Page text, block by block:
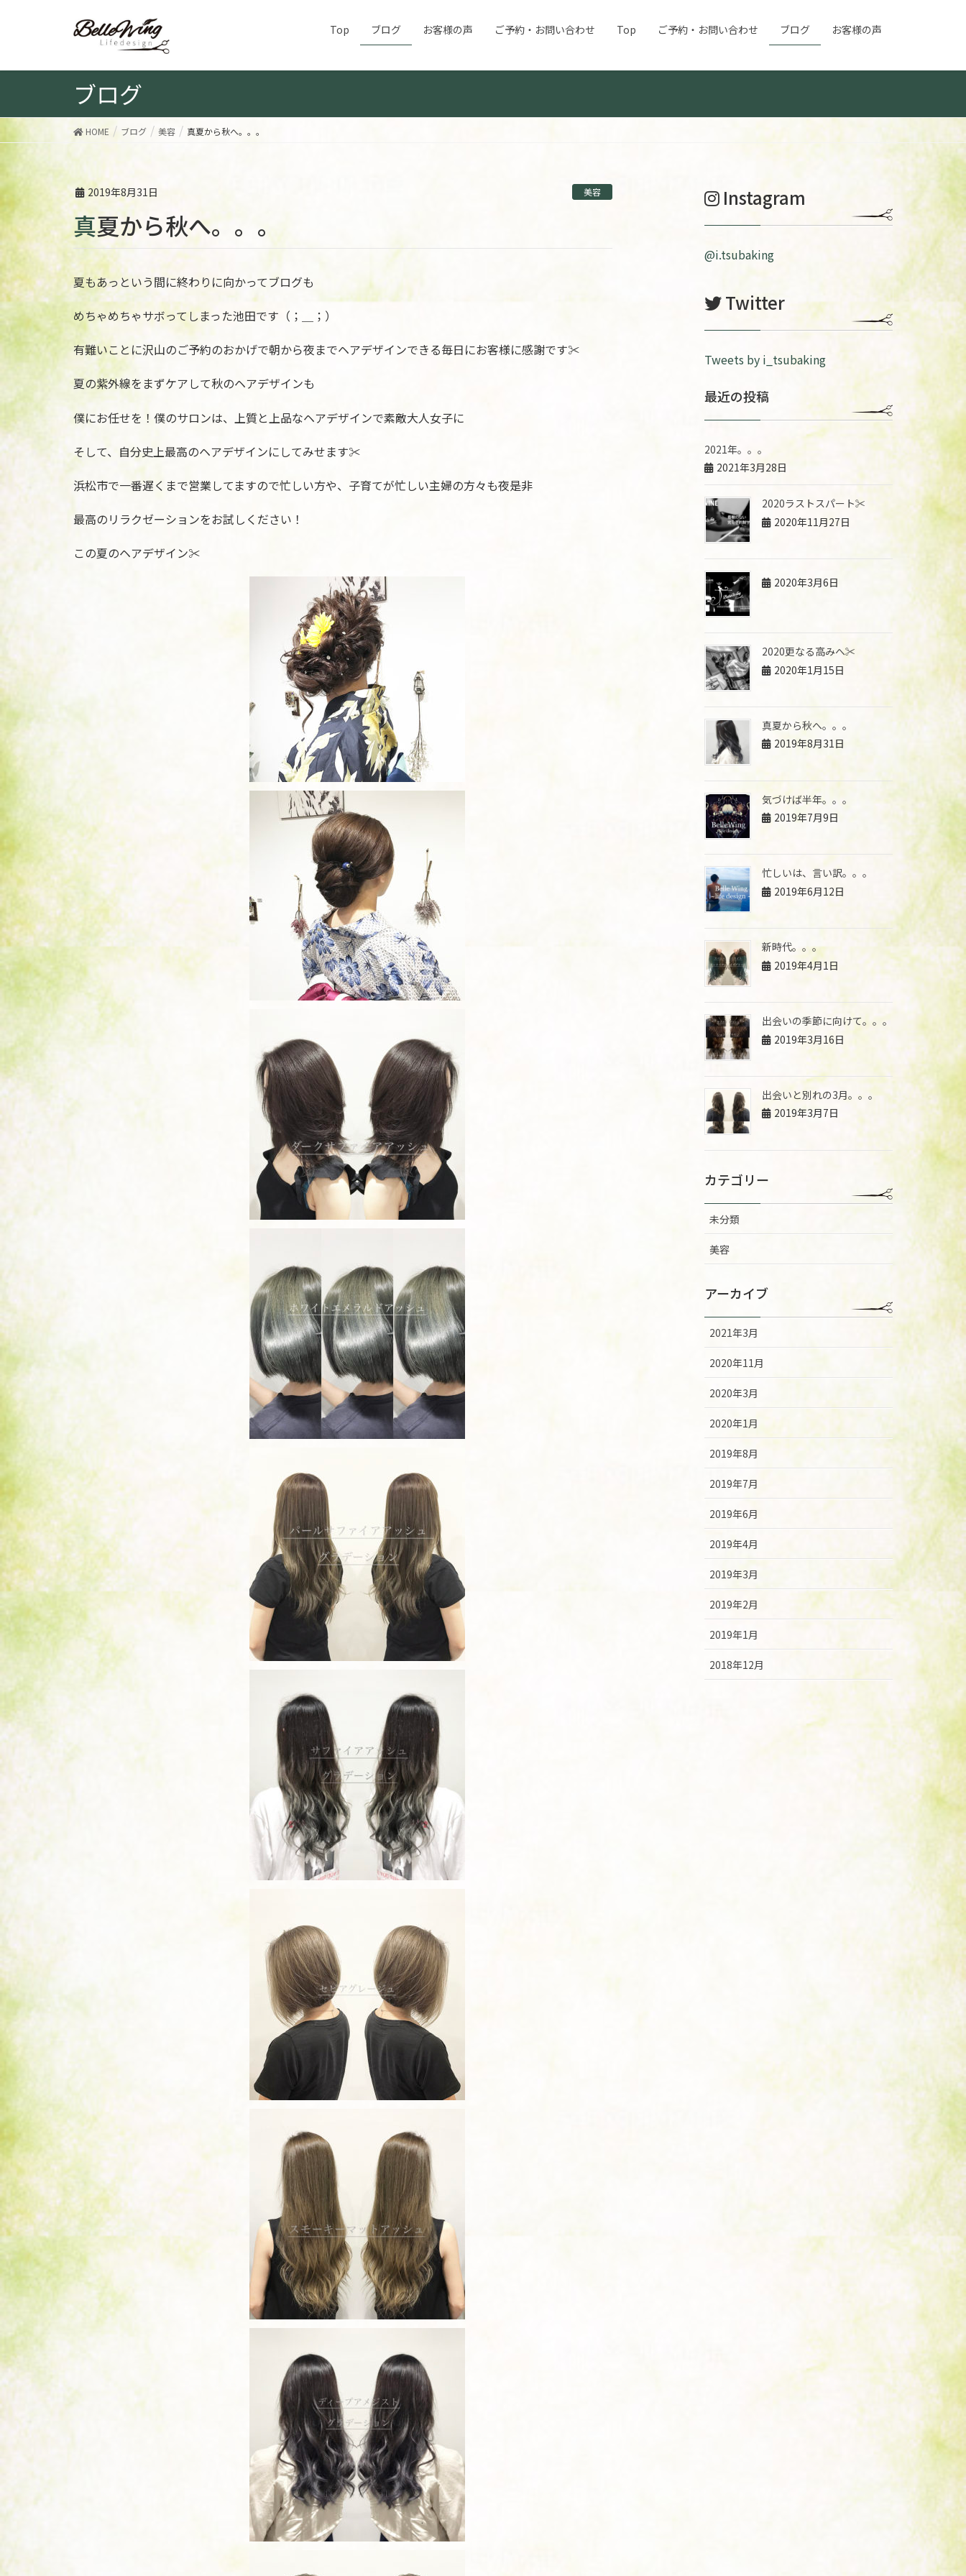
Top ブログ お客様の声 ご予約・お問い合わせ Top ご予約・お問い合わせ ブログ お客様の声
ブログ
HOME ブログ 美容 真夏から秋へ。。。
2019年8月31日 美容
真夏から秋へ。。。
夏もあっという間に終わりに向かってブログも
めちゃめちゃサボってしまった池田です（；＿；）
有難いことに沢山のご予約のおかげで朝から夜までヘアデザインできる毎日にお客様に感謝です✂︎
夏の紫外線をまずケアして秋のヘアデザインも
僕にお任せを！僕のサロンは、上質と上品なヘアデザインで素敵大人女子に
そして、自分史上最高のヘアデザインにしてみせます✂︎
浜松市で一番遅くまで営業してますので忙しい方や、子育てが忙しい主婦の方々も夜是非
最高のリラクゼーションをお試しください！
この夏のヘアデザイン✂︎
Instagram
@i.tsubaking
Twitter
Tweets by i_tsubaking
最近の投稿
2021年。。。
2021年3月28日
2020ラストスパート✂︎
2020年11月27日
2020年3月6日
2020更なる高みへ✂︎
2020年1月15日
真夏から秋へ。。。
2019年8月31日
気づけば半年。。。
2019年7月9日
忙しいは、言い訳。。。
2019年6月12日
新時代。。。
2019年4月1日
出会いの季節に向けて。。。
2019年3月16日
出会いと別れの3月。。。
2019年3月7日
カテゴリー
未分類
美容
アーカイブ
2021年3月
2020年11月
2020年3月
2020年1月
2019年8月
2019年7月
2019年6月
2019年4月
2019年3月
2019年2月
2019年1月
2018年12月